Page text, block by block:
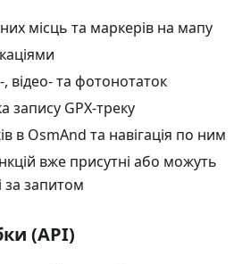
місць та маркерів на мапу
відео- та фотонотаток
запису GPX-треку
в OsmAnd та навігація по ним
вже присутні або можуть
за запитом
(API)